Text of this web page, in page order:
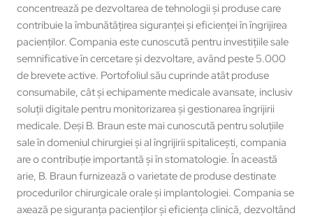
concentrează pe dezvoltarea de tehnologii și produse care
contribuie la îmbunătățirea siguranței și eficienței în îngrijirea
pacienților. Compania este cunoscută pentru investițiile sale
semnificative în cercetare și dezvoltare, având peste 5.000
de brevete active. Portofoliul său cuprinde atât produse
consumabile, cât și echipamente medicale avansate, inclusiv
soluții digitale pentru monitorizarea și gestionarea îngrijirii
medicale. Deși B. Braun este mai cunoscută pentru soluțiile
sale în domeniul chirurgiei și al îngrijirii spitalicești, compania
are o contribuție importantă și în stomatologie. În această
arie, B. Braun furnizează o varietate de produse destinate
procedurilor chirurgicale orale și implantologiei. Compania se
axează pe siguranța pacienților și eficiența clinică, dezvoltând